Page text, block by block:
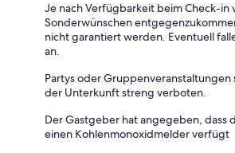
Je nach Verfügbarkeit beim Check-in
Sonderwünschen
nicht garantiert werden. Eventuell
an.
Partys oder Gruppenveranstaltungen
der Unterkunft streng verboten.
Der Gastgeber hat angegeben, dass
einen Kohlenmonoxidmelder verfügt